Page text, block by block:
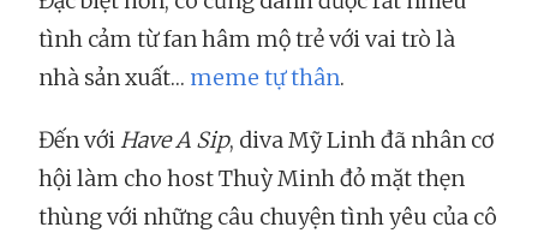
tình cảm từ fan hâm mộ trẻ với vai trò là
nhà sản xuất… meme tự thân.
Đến vớiHave A Sip, diva Mỹ Linh đã nhân cơ
hội làm cho host Thuỳ Minh đỏ mặt thẹn
thùng với những câu chuyện tình yêu của cô